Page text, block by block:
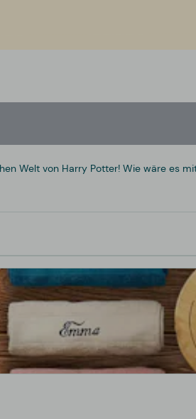
Welt von Harry Potter! Wie wäre es